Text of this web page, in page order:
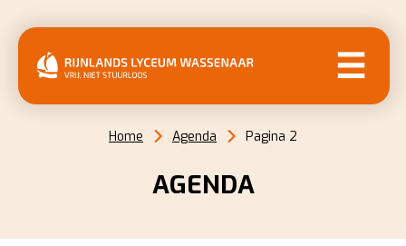
Home Agenda Pagina 2
AGENDA